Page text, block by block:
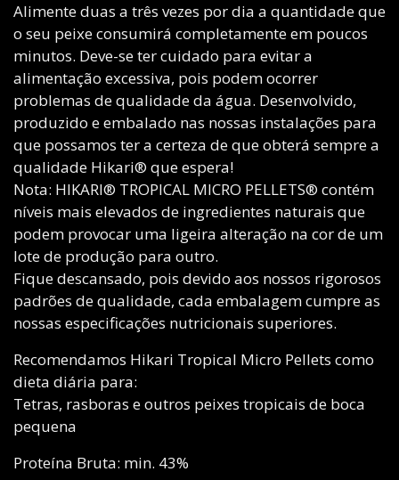
Alimente duas a três vezes por dia a quantidade que
o seu peixe consumirá completamente em poucos
minutos. Deve-se ter cuidado para evitar a
alimentação excessiva, pois podem ocorrer
problemas de qualidade da água. Desenvolvido,
produzido e embalado nas nossas instalações para
que possamos ter a certeza de que obterá sempre a
qualidade Hikari® que espera!
Nota: HIKARI® TROPICAL MICRO PELLETS® contém
níveis mais elevados de ingredientes naturais que
podem provocar uma ligeira alteração na cor de um
lote de produção para outro.
Fique descansado, pois devido aos nossos rigorosos
padrões de qualidade, cada embalagem cumpre as
nossas especificações nutricionais superiores.
Recomendamos Hikari Tropical Micro Pellets como
dieta diária para:
Tetras, rasboras e outros peixes tropicais de boca
pequena
Proteína Bruta: min. 43%